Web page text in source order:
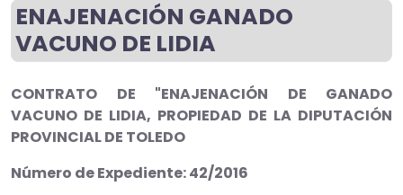
ENAJENACIÓN GANADO
VACUNO DE LIDIA
CONTRATO DE "ENAJENACIÓN DE GANADO
VACUNO DE LIDIA, PROPIEDAD DE LA DIPUTACIÓN
PROVINCIAL DE TOLEDO
Número de Expediente: 42/2016